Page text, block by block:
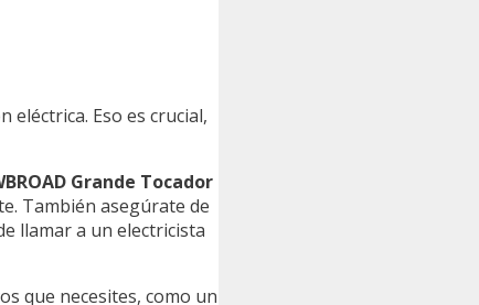
Eso es crucial,
Grande Tocador
También asegúrate de
llamar a un electricista
que necesites, como un